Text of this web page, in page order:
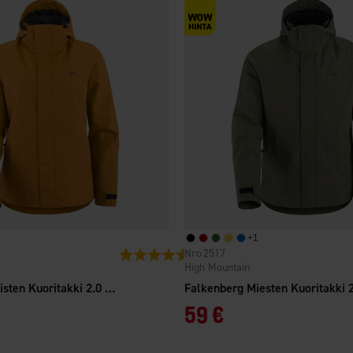
Falkenberg Naisten Kuoritakki 2.0 WP
Arvio: 4.3 5:sta tähdestä
+1
High Mountain
2517
59 €